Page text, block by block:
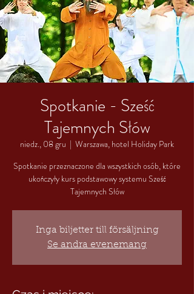
Spotkanie - Sześć
Tajemnych Słów
niedz., 08 gru
  |
Warszawa, hotel Holiday Park
Spotkanie przeznaczone dla wszystkich osób, które
ukończyły kurs podstawowy systemu Sześć
Tajemnych Słów
Inga biljetter till försäljning
Se andra evenemang